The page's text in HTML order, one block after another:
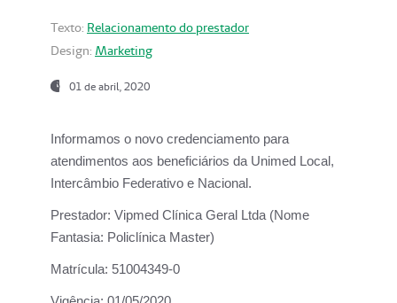
Texto: Relacionamento do prestador
Design: Marketing
01 de abril, 2020
Informamos o novo credenciamento para
atendimentos aos beneficiários da Unimed Local,
Intercâmbio Federativo e Nacional.
Prestador: Vipmed Clínica Geral Ltda (Nome
Fantasia: Policlínica Master)
Matrícula: 51004349-0